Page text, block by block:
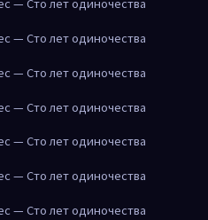
— Сто лет одиночества
— Сто лет одиночества
— Сто лет одиночества
— Сто лет одиночества
— Сто лет одиночества
— Сто лет одиночества